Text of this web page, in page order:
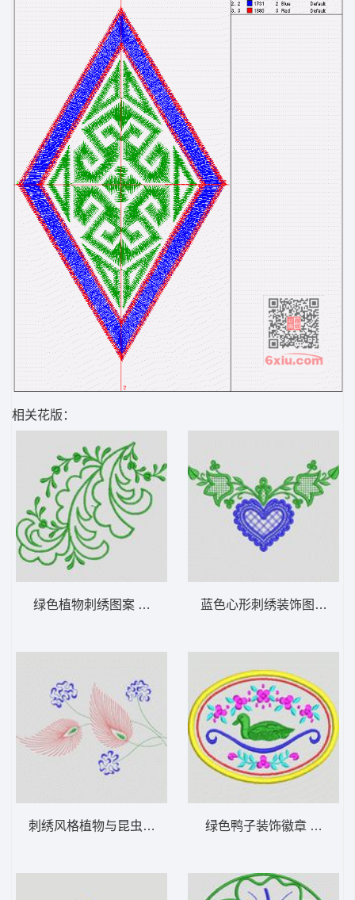
相关花版：
绿色植物刺绣图案 植物花型
刺绣风格植物与昆虫图案 植物花型
蓝色心形刺绣装饰图案 植
绿色鸭子装饰徽章 植物花